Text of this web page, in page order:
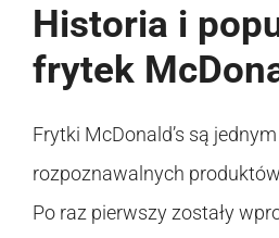
Historia i
frytek
Frytki McDonald’s są
rozpoznawalnych
Po raz pierwszy zostały